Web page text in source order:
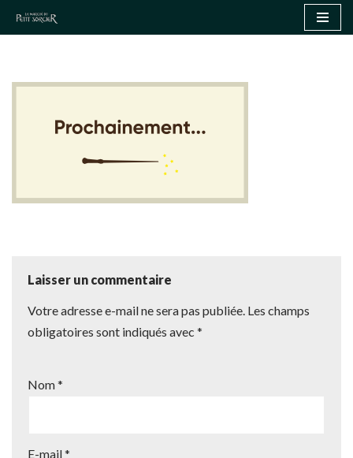
contenu
Laisser un commentaire
Votre adresse e-mail ne sera pas publiée. Les champs
obligatoires sont indiqués avec *
Nom*
E-mail*